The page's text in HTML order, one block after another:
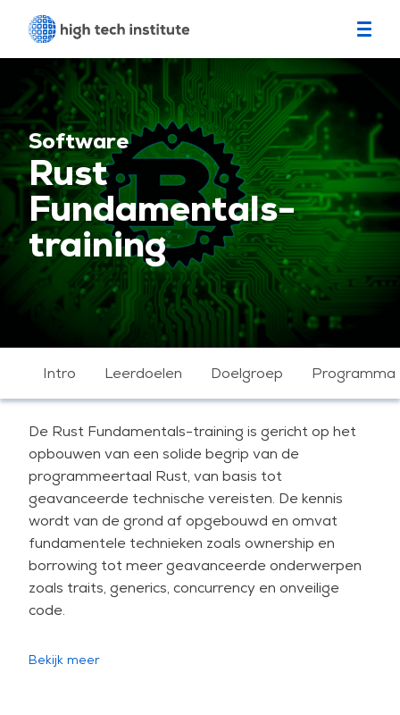
Software
Rust
Fundamentals-
training
Intro Leerdoelen Doelgroep Programma
De Rust Fundamentals-training is gericht op het
opbouwen van een solide begrip van de
programmeertaal Rust, van basis tot
geavanceerde technische vereisten. De kennis
wordt van de grond af opgebouwd en omvat
fundamentele technieken zoals ownership en
borrowing tot meer geavanceerde onderwerpen
zoals traits, generics, concurrency en onveilige
code.
Tijdens de hele training houden we een focus op
Bekijk meer